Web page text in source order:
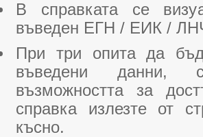
В справката се
въведен ЕГН / ЕИК /
При три опита да
въведени данни,
възможността за
справка излезте от
късно.